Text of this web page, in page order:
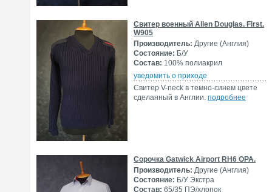
Свитер военный Allen Douglas. First.
W905
Производитель: Другие (Англия)
Состояние: Б/У
Состав: 100% полиакрил
уведомить о приходе
Свитер V-neck в темно-синем цвете
сделанный в Англии. подробнее
Сорочка Gatwick Airport RH6 OPA.
Производитель: Другие (Англия)
Состояние: Б/У Экстра
Состав: 65/35 ПЭ/хлопок